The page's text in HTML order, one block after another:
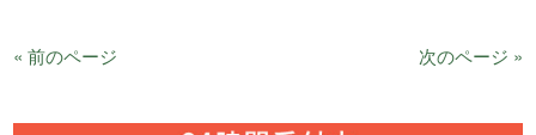
« 前のページ 次のページ »